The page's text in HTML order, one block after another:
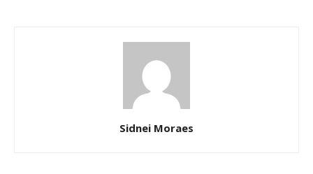
Sidnei Moraes